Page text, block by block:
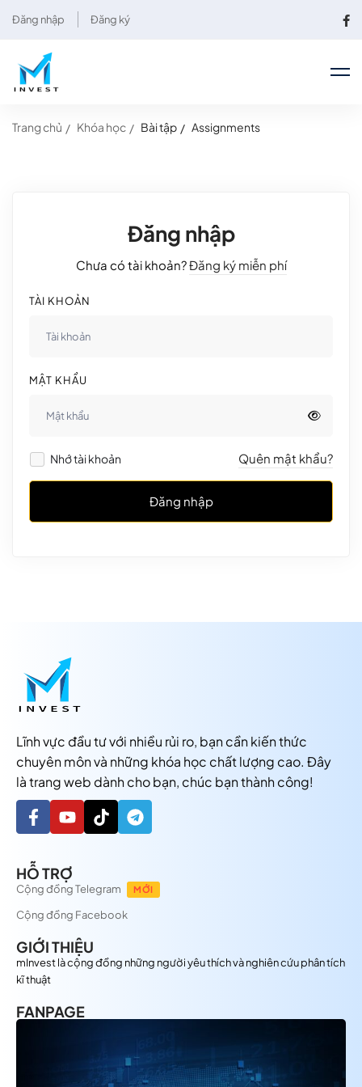
Đăng nhập Đăng ký
Trang chủ Khóa học Bài tập Assignments
Đăng nhập
Chưa có tài khoản?Đăng ký miễn phí
TÀI KHOẢN
MẬT KHẨU
Nhớ tài khoản Quên mật khẩu?
Đăng nhập
Lĩnh vực đầu tư với nhiều rủi ro, bạn cần kiến thức
chuyên môn và những khóa học chất lượng cao. Đây
là trang web dành cho bạn, chúc bạn thành công!
HỖ TRỢ
Cộng đồng Telegram MỚI
Cộng đồng Facebook
GIỚI THIỆU
mInvest là cộng đồng những người yêu thích và nghiên cứu phân tích
kĩ thuật
FANPAGE